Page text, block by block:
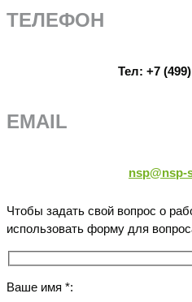
ТЕЛЕФОН
Тел: +7
EMAIL
nsp@nsp-
Чтобы задать свой вопрос о
использовать форму для
Ваше имя *: